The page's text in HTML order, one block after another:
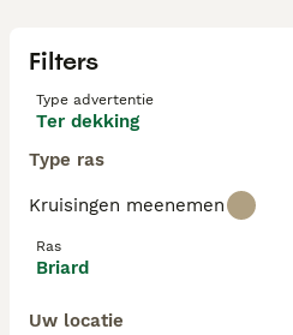
Filters
Type advertentie
Ter dekking
Type ras
Kruisingen meenemen
Ras
Briard
Uw locatie